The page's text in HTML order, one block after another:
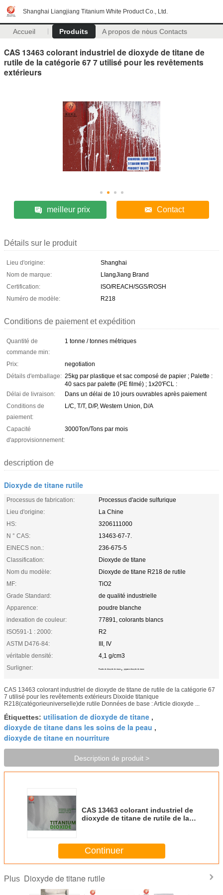
Shanghai Liangjiang Titanium White Product Co., Ltd.
Accueil Produits A propos de nous Contacts
CAS 13463 colorant industriel de dioxyde de titane de
rutile de la catégorie 67 7 utilisé pour les revêtements
extérieurs
meilleur prix Contact
Détails sur le produit
Lieu d'origine:
Shanghai
Nom de marque:
LIangJiang Brand
Certification:
ISO/REACH/SGS/ROSH
Numéro de modèle:
R218
Conditions de paiement et expédition
Quantité de
commande min:
1 tonne / tonnes métriques
Prix:
negotiation
Détails d'emballage: 25kg par plastique et sac composé de papier ; Palette :
40 sacs par palette (PE filmé) ; 1x20'FCL :
Délai de livraison:
Dans un délai de 10 jours ouvrables après paiement
Conditions de
paiement:
L/C, T/T, D/P, Western Union, D/A
Capacité
d'approvisionnement:
3000Ton/Tons par mois
description de
Dioxyde de titane rutile
Processus de fabrication:
Processus d'acide sulfurique
Lieu d'origine:
La Chine
HS:
3206111000
N ° CAS:
13463-67-7.
ElNECS non.:
236-675-5
Classification:
Dioxyde de titane
Nom du modèle:
Dioxyde de titane R218 de rutile
MF:
TiO2
Grade Standard:
de qualité industrielle
Apparence:
poudre blanche
indexation de couleur:
77891, colorants blancs
ISO591-1 : 2000:
R2
ASTM D476-84:
III, IV
véritable densité:
4,1 g/cm3
Surligner:
Poudre de dioxyde de titane , pigment dioxyde de titane
CAS 13463 colorant industriel de dioxyde de titane de rutile de la catégorie 67
7 utilisé pour les revêtements extérieurs Dixoide titanique
R218(catégorieuniverselle)de rutile Données de base : Article dioxyde ...
Étiquettes: utilisation de dioxyde de titane ,
dioxyde de titane dans les soins de la peau ,
dioxyde de titane en nourriture
Description de produit >
CAS 13463 colorant industriel de
dioxyde de titane de rutile de la
Continuer
Plus Dioxyde de titane rutile